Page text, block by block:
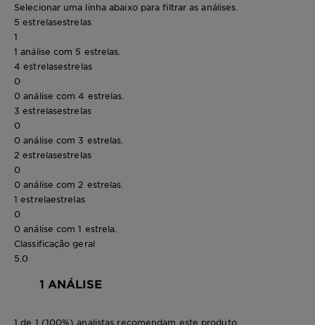
Selecionar uma linha abaixo para filtrar as análises.
5 estrelasestrelas
1
1 análise com 5 estrelas.
4 estrelasestrelas
0
0 análise com 4 estrelas.
3 estrelasestrelas
0
0 análise com 3 estrelas.
2 estrelasestrelas
0
0 análise com 2 estrelas.
1 estrelaestrelas
0
0 análise com 1 estrela.
Classificação geral
5.0
1 ANÁLISE
1 de 1 (100%) analistas recomendam este produto